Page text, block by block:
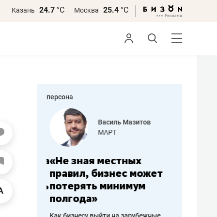
Казань 24.7 °С Москва 25.4 °С
персона
работа
Василь Мазитов
МАРТ
«Не зная местных
правил, бизнес может
потерять минимум
полгода»